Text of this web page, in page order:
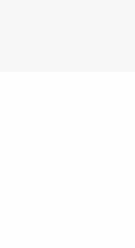
подходящий для